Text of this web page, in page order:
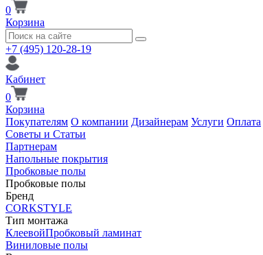
0
Корзина
+7 (495) 120-28-19
Кабинет
0
Корзина
Покупателям О компании Дизайнерам Услуги Оплата
Советы и Статьи
Партнерам
Напольные покрытия
Пробковые полы
Пробковые полы
Бренд
CORKSTYLE
Тип монтажа
КлеевойПробковый ламинат
Виниловые полы